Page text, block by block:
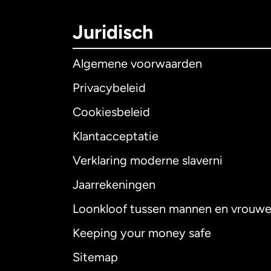
Juridisch
Algemene voorwaarden
Privacybeleid
Cookiesbeleid
Klantacceptatie
Verklaring moderne slaverni
Jaarrekeningen
Loonkloof tussen mannen en
Keeping your money safe
Sitemap
Australië